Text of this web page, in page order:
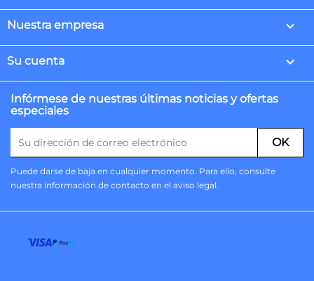
Nuestra empresa 
Su cuenta 
Infórmese de nuestras últimas noticias y ofertas
especiales
Puede darse de baja en cualquier momento. Para ello, consulte
nuestra información de contacto en el aviso legal.